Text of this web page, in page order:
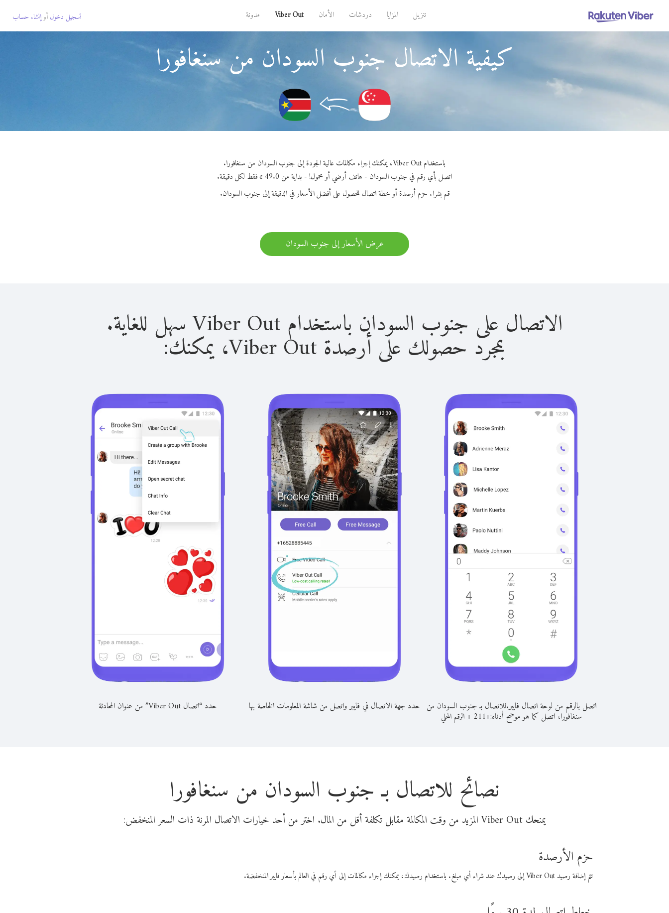
تنزيل المزايا دردشات الأمان Viber Out مدونة تسجيل دخول أوإنشاء حساب
كيفية الاتصال جنوب السودان من سنغافورا
باستخدام Viber Out، يمكنك إجراء مكالمات عالية الجودة إلى جنوب السودان من سنغافورا.
اتصل بأي رقم في جنوب السودان - هاتف أرضي أو محمول! - بداية من 49.0 ¢ فقط لكل دقيقة.
قم بشراء حزم أرصدة أو خطة اتصال للحصول على أفضل الأسعار في الدقيقة إلى جنوب السودان.
عرض الأسعار إلى جنوب السودان
الاتصال على جنوب السودان باستخدام Viber Out سهل للغاية.
بمجرد حصولك على أرصدة Viber Out، يمكنك:
اتصل بالرقم من لوحة اتصال فايبر.للاتصال بـ جنوب السودان من
سنغافورا، اتصل كما هو موضح أدناه:+
211
+الرقم المحلي
حدد جهة الاتصال في فايبر واتصل من شاشة المعلومات الخاصة بها حدد “اتصال Viber Out” من عنوان المحادثة
نصائح للاتصال بـ جنوب السودان من سنغافورا
يمنحك Viber Out المزيد من وقت المكالمة مقابل تكلفة أقل من المال. اختر من أحد خيارات الاتصال المرنة ذات السعر المنخفض:
حزم الأرصدة
تتم إضافة رصيد Viber Out إلى رصيدك عند شراء أي مبلغ. باستخدام رصيدك، يمكنك إجراء مكالمات إلى أي رقم في العالم بأسعار فايبر المنخفضة.